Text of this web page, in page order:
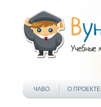
ЧАВО О ПРОЕКТЕ